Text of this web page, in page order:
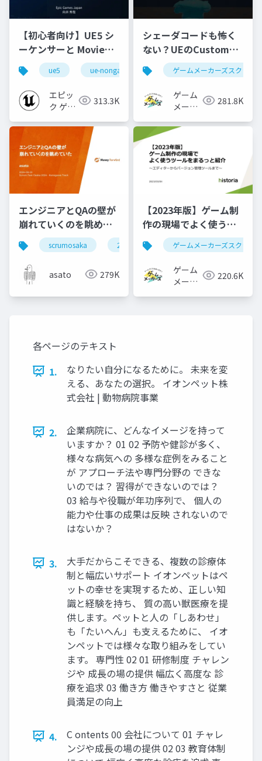
【初心者向け】UE5 シ
ーケンサーと Movie
Render Queue の使い
方【Cinematic Dive
2023】
ue5 ue-nongame
エピッ
ク ゲー
ャパン
313.3K
シェーダコードも怖く
ない？UEのCustomノ
ードで学ぶHLSL入門
ゲームメーカーズスクラン
ゲーム
メーカ
281.8K
エンジニアとQAの壁が
崩れていくのを眺めて
いた #scrumosaka
scrumosaka 2024 scrum agile
asato 279K
【2023年版】ゲーム制
作の現場でよく使うツ
ールをまるっと紹介
ゲームメーカーズスクラン
ゲーム
メーカ
220.6K
各ページのテキスト
1.
なりたい自分になるために。 未来を変
える、あなたの選択。 イオンペット株
式会社 | 動物病院事業
2.
企業病院に、どんなイメージを持って
いますか？ 01 02 予防や健診が多く、
様々な病気への 多様な症例をみること
が アプローチ法や専門分野の できな
いのでは？ 習得ができないのでは？
03 給与や役職が年功序列で、 個人の
能力や仕事の成果は反映 されないので
はないか？
3.
大手だからこそできる、複数の診療体
制と幅広いサポート イオンペットはペ
ットの幸せを実現するため、正しい知
識と経験を持ち、 質の高い獣医療を提
供します。ペットと人の「しあわせ」
も「たいへん」も支えるために、 イオ
ンペットでは様々な取り組みをしてい
ます。 専門性 02 01 研修制度 チャレン
ジや 成長の場の提供 幅広く高度な 診
療を追求 03 働き方 働きやすさと 従業
員満足の向上
4.
C ontents 00 会社について 01 チャレ
ンジや成長の場の提供 02 03 教育体制